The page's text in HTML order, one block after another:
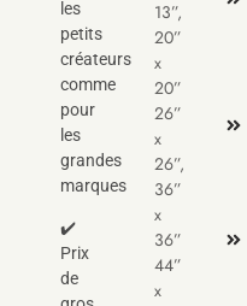
les
petits
créateurs
comme
pour
les
grandes
marques
✔️
Prix
de
13”,
20”
x
20”
26”
x
26”,
36”
x
36”
44”
x